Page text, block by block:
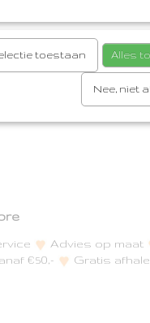
Advies op maat
€50,- Gratis
toestaan Alles
Nee, niet